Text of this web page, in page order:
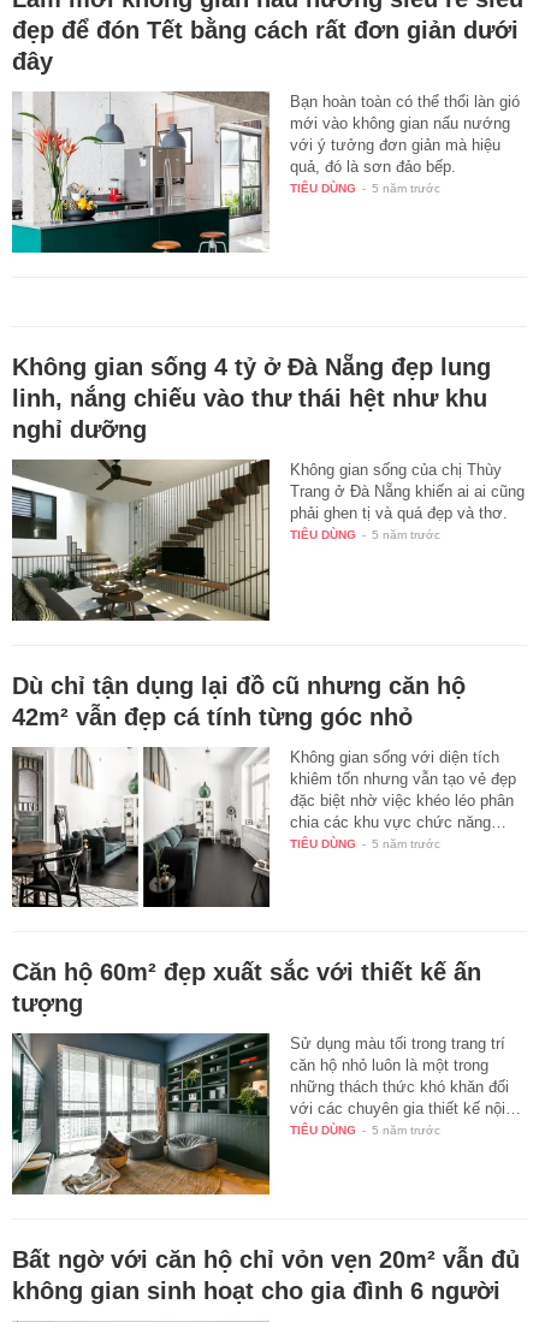
đẹp để đón Tết bằng cách rất đơn giản dưới
đây
Bạn hoàn toàn có thể thổi làn gió
mới vào không gian nấu nướng
với ý tưởng đơn giản mà hiệu
quả, đó là sơn đảo bếp.
TIÊU DÙNG - 5 năm trước
Không gian sống 4 tỷ ở Đà Nẵng đẹp lung
linh, nắng chiếu vào thư thái hệt như khu
nghỉ dưỡng
Không gian sống của chị Thùy
Trang ở Đà Nẵng khiến ai ai cũng
phải ghen tị và quá đẹp và thơ.
TIÊU DÙNG - 5 năm trước
Dù chỉ tận dụng lại đồ cũ nhưng căn hộ
42m² vẫn đẹp cá tính từng góc nhỏ
Không gian sống với diện tích
khiêm tốn nhưng vẫn tạo vẻ đẹp
đặc biệt nhờ việc khéo léo phân
chia các khu vực chức năng…
TIÊU DÙNG - 5 năm trước
Căn hộ 60m² đẹp xuất sắc với thiết kế ấn
tượng
Sử dụng màu tối trong trang trí
căn hộ nhỏ luôn là một trong
những thách thức khó khăn đối
với các chuyên gia thiết kế nội…
TIÊU DÙNG - 5 năm trước
Bất ngờ với căn hộ chỉ vỏn vẹn 20m² vẫn đủ
không gian sinh hoạt cho gia đình 6 người